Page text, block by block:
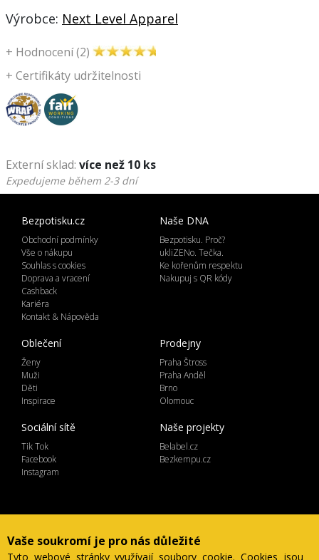
Vaše soukromí je pro nás důležité
Tyto webové stránky využívají soubory cookie. Cookies jsou
Externí sklad: více než 10 ks
Expedujeme během 2-3 dní
+ Certifikáty udržitelnosti
Výrobce: Next Level Apparel
+ Hodnocení (2)
Bezpotisku.cz
Obchodní podmínky
Vše o nákupu
Souhlas s cookies
Doprava a vracení
Cashback
Kariéra
Kontakt & Nápověda
Naše DNA
Bezpotisku. Proč?
ukliZENo. Tečka.
Ke kořenům respektu
Nakupuj s QR kódy
Oblečení
Ženy
Muži
Děti
Inspirace
Prodejny
Praha Štross
Praha Anděl
Brno
Olomouc
Sociální sítě
Tik Tok
Facebook
Instagram
Naše projekty
Belabel.cz
Bezkempu.cz
Lemicom spol. s r.o. | IČ 27561054
Ve Žlíbku 1800/77, hala A2, Praha 9, 19300
Česká Republika